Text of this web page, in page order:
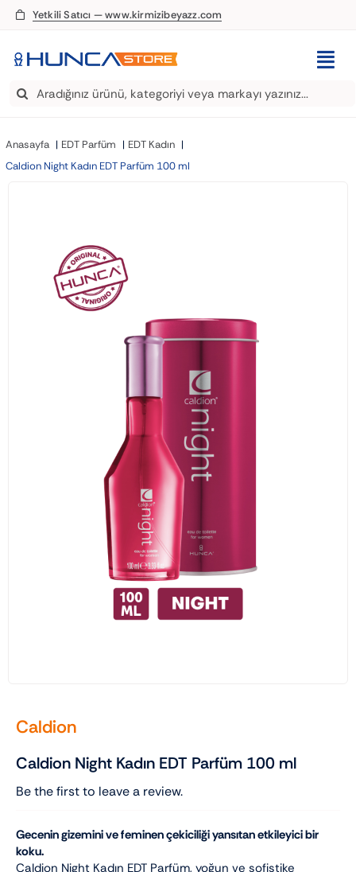
Skip
content
Yetkili Satıcı — www.kirmizibeyazz.com
EDT Parfüm
Deodorant
Saç Kremi
Search
Anasayfa EDT Parfüm
EDT Kadın
Caldion Night Kadın EDT Parfüm 100 ml
Caldion
Caldion Night Kadın EDT Parfüm 100 ml
Be the first to leave a review.
Gecenin gizemini ve feminen çekiciliği yansıtan etkileyici bir
koku.
Caldion Night Kadın EDT Parfüm, yoğun ve sofistike